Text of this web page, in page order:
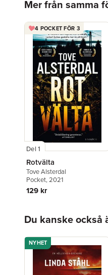
Mer från samma
4 POCKET FÖR 3
Del 1
Rotvälta
Tove Alsterdal
Pocket, 2021
129 kr
Du kanske också
NYHET